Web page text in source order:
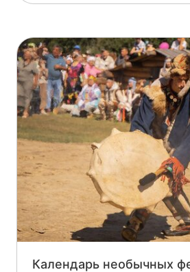
Календарь необычных